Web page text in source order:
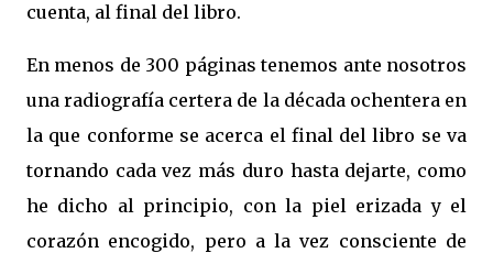
cuenta, al final del libro.
En menos de 300 páginas tenemos ante nosotros
una radiografía certera de la década ochentera en
la que conforme se acerca el final del libro se va
tornando cada vez más duro hasta dejarte, como
he dicho al principio, con la piel erizada y el
corazón encogido, pero a la vez consciente de